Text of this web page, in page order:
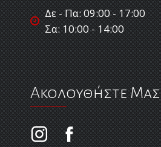
Δε - Πα: 09:00 - 17:00
Σα: 10:00 - 14:00
Ακολουθήστε Μας